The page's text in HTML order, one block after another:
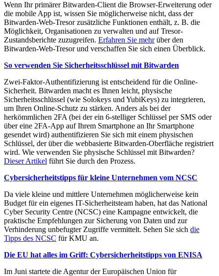
Wenn Ihr primärer Bitwarden-Client die Browser-Erweiterung oder
die mobile App ist, wissen Sie möglicherweise nicht, dass der
Bitwarden-Web-Tresor zusätzliche Funktionen enthält, z. B. die
Möglichkeit, Organisationen zu verwalten und auf Tresor-
Zustandsberichte zuzugreifen. Erfahren Sie mehrüber den
Bitwarden-Web-Tresor und verschaffen Sie sich einen Überblick.
So verwenden Sie Sicherheitsschlüssel mit Bitwarden
Zwei-Faktor-Authentifizierung ist entscheidend für die Online-
Sicherheit. Bitwarden macht es Ihnen leicht, physische
Sicherheitsschlüssel (wie Solokeys und YubiKeys) zu integrieren,
um Ihren Online-Schutz zu stärken. Anders als bei der
herkömmlichen 2FA (bei der ein 6-stelliger Schlüssel per SMS oder
über eine 2FA-App auf Ihrem Smartphone an Ihr Smartphone
gesendet wird) authentifizieren Sie sich mit einem physischen
Schlüssel, der über die webbasierte Bitwarden-Oberfläche registriert
wird. Wie verwenden Sie physische Schlüssel mit Bitwarden?
Dieser Artikel führt Sie durch den Prozess.
Cybersicherheitstipps für kleine Unternehmen vom NCSC
Da viele kleine und mittlere Unternehmen möglicherweise kein
Budget für ein eigenes IT-Sicherheitsteam haben, hat das National
Cyber Security Centre (NCSC) eine Kampagne entwickelt, die
praktische Empfehlungen zur Sicherung von Daten und zur
Verhinderung unbefugter Zugriffe vermittelt. Sehen Sie sich die
Tipps des NCSC für KMU an.
Die EU hat alles im Griff: Cybersicherheitstipps von ENISA
Im Juni startete die Agentur der Europäischen Union für